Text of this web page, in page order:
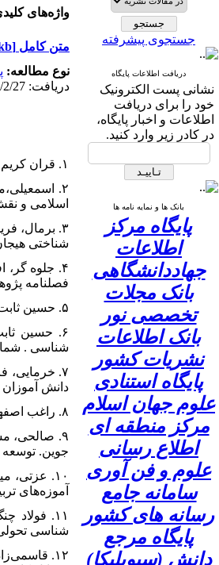
جستجوی پیشرفته
دریافت اطلاعات پایگاه
نشانی پست الکترونیک
خود را برای دریافت
اطلاعات و اخبار پایگاه،
در کادر زیر وارد کنید.
بانک ها و نمایه نامه ها
پایگاه مرکز
اطلاعات
جهاددانشگاهی
بانک مجلات
تخصصی نور
بانک اطلاعات
نشریات کشور
پایگاه استنادی
علوم جهان اسلام
مرکز منطقه ای
اطلاع رسانی
علوم و فن آوری
سامانه جامع
رسانه های کشور
پایگاه مرجع
دانش (سیویلیکا)
واژه‌های
متن کامل [PDF 1442 kb]
نوع مطالعه:
دریافت: 1400/2/27 | ویرایش نهایی: 1400/11/30 | پذیرش: 1400/11/10 | انتشار: 1400/11/10 | انتشار الکترونیک: 1400/11/10
۱. قران کریم
اسلامی و نقش
شناختی هیجان
فصلنامه پژوهش
۵. حسین ثابت، فریده.(۱۳۸۸). مبانی دینی و روان شناختی صبر: به همراه مقیاس سنجش صبر. تهران: نشر تندیس علم.
شناسی . شماره ۲. دوره ۱ :
دانش
۸. راغب اصفهانی، حسین بن محمد.(بی تا). فرهنگ قرانی راغب. ترجمه جهانگیر ولد بیگی(۱۳۹۶).تهران: نشر آراس.
جوین. توسعه
آموزه‌های
شناسی تحولی,۵۴:۱۷۳-